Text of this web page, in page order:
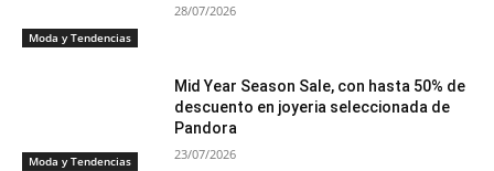
Moda y Tendencias
28/07/2026
Moda y Tendencias
Mid Year Season Sale, con hasta 50% de
descuento en joyeria seleccionada de
Pandora
23/07/2026